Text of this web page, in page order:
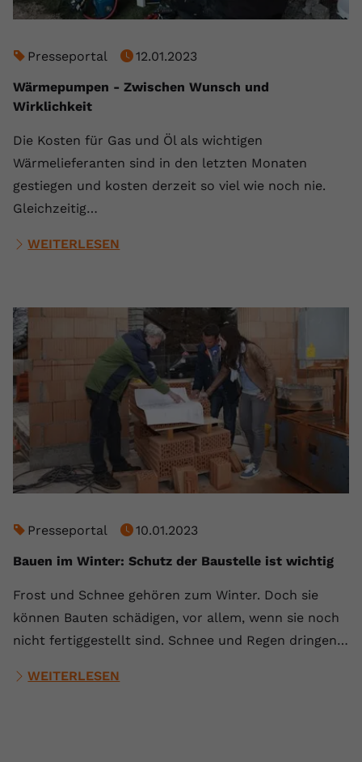
Presseportal
12.01.2023
Wärmepumpen - Zwischen Wunsch und
Wirklichkeit
Die Kosten für Gas und Öl als wichtigen
Wärmelieferanten sind in den letzten Monaten
gestiegen und kosten derzeit so viel wie noch nie.
Gleichzeitig…
WEITERLESEN
Presseportal
10.01.2023
Bauen im Winter: Schutz der Baustelle ist wichtig
Frost und Schnee gehören zum Winter. Doch sie
können Bauten schädigen, vor allem, wenn sie noch
nicht fertiggestellt sind. Schnee und Regen dringen…
WEITERLESEN